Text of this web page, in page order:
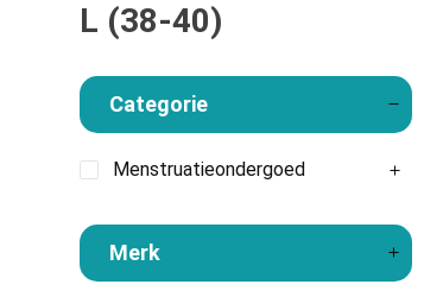
L (38-40)
Categorie
Menstruatieondergoed
Merk